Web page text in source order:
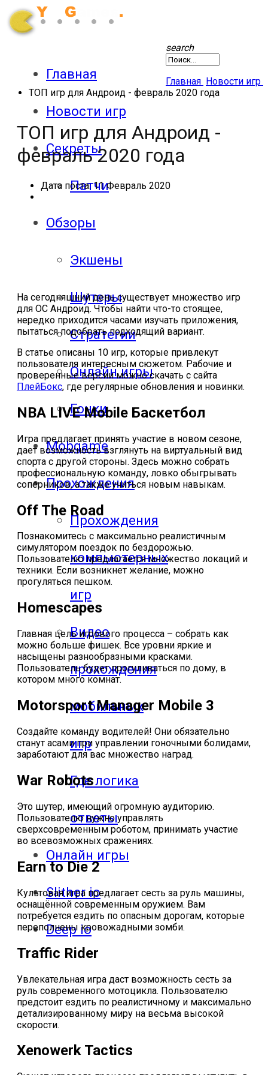
Главная
Новости игр
Секреты
Патчи
Обзоры
Экшены
Шутеры
Стратегии
Онлайн игры
Гонки
Mobgame
Прохождения
Прохождения
компьютерных
игр
Видео
прохождения
мобильных
игр
Где логика
ответы
Онлайн игры
Slither io
Deep io
search
Главная Новости игр
ТОП игр для Андроид - февраль 2020 года
ТОП игр для Андроид -
февраль 2020 года
Дата поста:11 Февраль 2020
На сегодняшний день существует множество игр
для ОС Андроид. Чтобы найти что-то стоящее,
нередко приходится часами изучать приложения,
пытаться подобрать подходящий вариант.
В статье описаны 10 игр, которые привлекут
пользователя интересным сюжетом. Рабочие и
проверенные версии можно скачать с сайта
ПлейБокс, где регулярные обновления и новинки.
NBA LIVE Mobile Баскетбол
Игра предлагает принять участие в новом сезоне,
дает возможность взглянуть на виртуальный вид
спорта с другой стороны. Здесь можно собрать
профессиональную команду, ловко обыгрывать
соперников, а также учиться новым навыкам.
Off The Road
Познакомитесь с максимально реалистичным
симулятором поездок по бездорожью.
Пользователю предлагается множество локаций и
техники. Если возникнет желание, можно
прогуляться пешком.
Homescapes
Главная цель игрового процесса – собрать как
можно больше фишек. Все уровни яркие и
насыщены разнообразными красками.
Пользователь будет прогуливаться по дому, в
котором много комнат.
Motorsport Manager Mobile 3
Создайте команду водителей! Они обязательно
станут асами при управлении гоночными болидами,
заработают для вас множество наград.
War Robots
Это шутер, имеющий огромную аудиторию.
Пользователю нужно управлять
сверхсовременным роботом, принимать участие
во всевозможных сражениях.
Earn to Die 2
Культовая игра предлагает сесть за руль машины,
оснащённой современным оружием. Вам
потребуется ездить по опасным дорогам, которые
переполнены кровожадными зомби.
Traffic Rider
Увлекательная игра даст возможность сесть за
руль современного мотоцикла. Пользователю
предстоит ездить по реалистичному и максимально
детализированному миру на весьма высокой
скорости.
Xenowerk Tactics